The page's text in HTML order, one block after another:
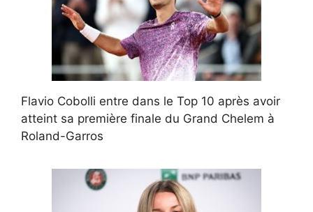
Flavio Cobolli entre dans le Top 10 après avoir
atteint sa première finale du Grand Chelem à
Roland-Garros